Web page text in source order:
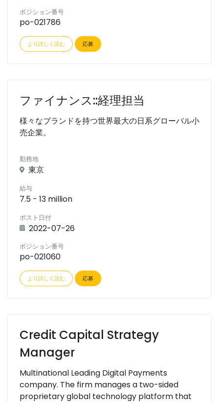
ポジション番号
po-021786
より詳しく読む 応募
ファイナンス::経理担当
様々なブランドを持つ世界最大の日系グローバル小
売企業。
勤務地
東京
給与
7.5 - 13 million
ポスト日付
2022-07-26
ポジション番号
po-021060
より詳しく読む 応募
Credit Capital Strategy
Manager
Multinational Leading Digital Payments
company. The firm manages a two-sided
proprietary global technology platform that